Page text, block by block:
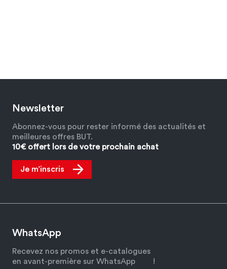
Newsletter
Abonnez-vous pour rester informé des actualités et
meilleures offres BUT.
10€ offert lors de votre prochain achat
Je m’inscris
WhatsApp
Recevez nos promos et e-catalogues
en avant-première sur WhatsApp
!